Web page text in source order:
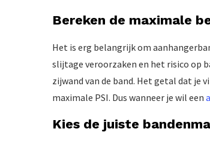
Bereken de maximale
Het is erg belangrijk om
slijtage veroorzaken en het risico op
zijwand van de band. Het getal dat je
maximale PSI. Dus wanneer je wil een
Kies de juiste